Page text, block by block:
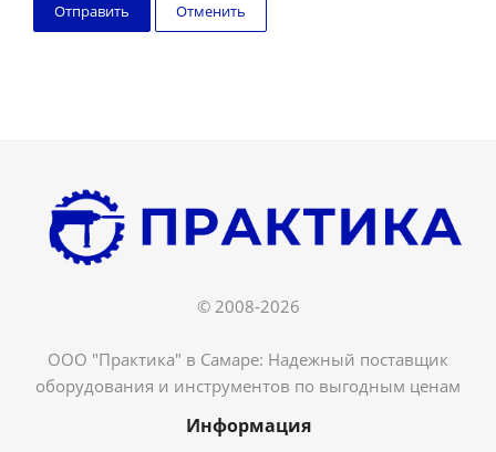
Отменить
© 2008-2026
ООО "Практика" в Самаре: Надежный поставщик
оборудования и инструментов по выгодным ценам
Информация